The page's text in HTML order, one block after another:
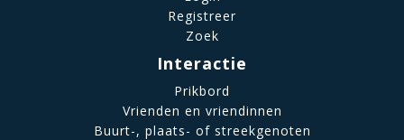
Registreer
Zoek
Interactie
Prikbord
Vrienden en vriendinnen
Buurt-, plaats- of streekgenoten